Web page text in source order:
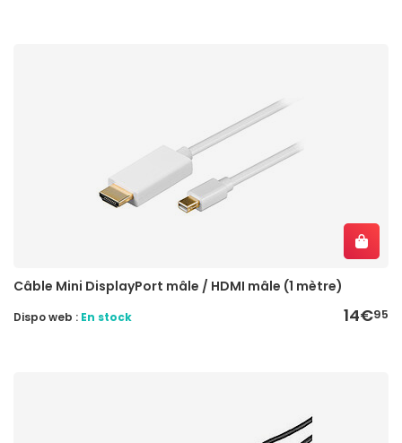
Câble Mini DisplayPort mâle / HDMI mâle (1 mètre)
14€95
Dispo web : En stock